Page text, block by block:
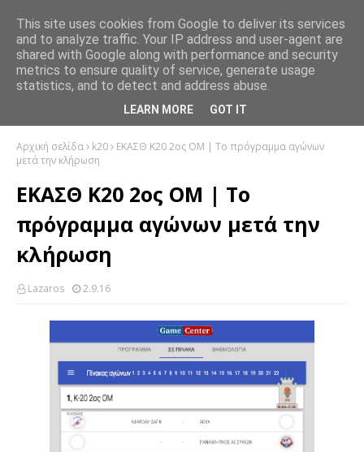
Αρχική σελίδα k20
ΕΚΑΣΘ K20 2ος ΟΜ | Το πρόγραμμα αγώνων
μετά την κλήρωση
ΕΚΑΣΘ K20 2ος ΟΜ | Το
πρόγραμμα αγώνων μετά την
κλήρωση
Lazaros 2.9.16
This site uses cookies from Google to deliver its services
and to analyze traffic. Your IP address and user-agent are
shared with Google along with performance and security
metrics to ensure quality of service, generate usage
statistics, and to detect and address abuse.
LEARN MORE GOT IT